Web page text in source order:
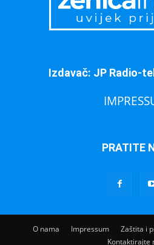
Izdavač: JP Radio-
PRATITE
O nama Impressum Zaštita i
Kontaktirajte